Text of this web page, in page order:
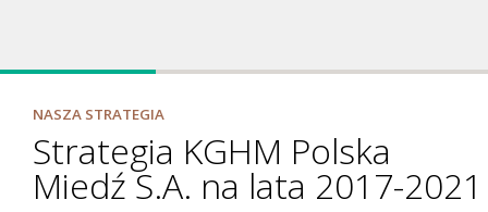
Jak tworzymy wartość
NASZA STRATEGIA
Strategia KGHM Polska
Miedź S.A. na lata 2017-2021